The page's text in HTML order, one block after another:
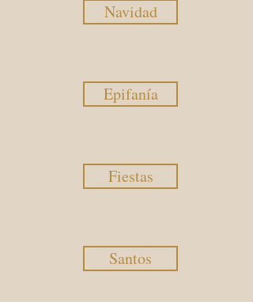
Navidad
Epifanía
Fiestas
Santos